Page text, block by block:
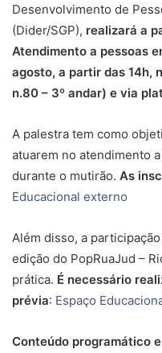
Desenvolvimento de
(Dider/SGP), realizará a
Atendimento a pessoas
agosto, a partir das 14h,
n.80 – 3º andar) e via
A palestra tem como
atuarem no atendimento
durante o mutirão. As
Educacional externo
Além disso, a
edição do PopRuaJud –
prática. É necessário
prévia: Espaço
Conteúdo programático